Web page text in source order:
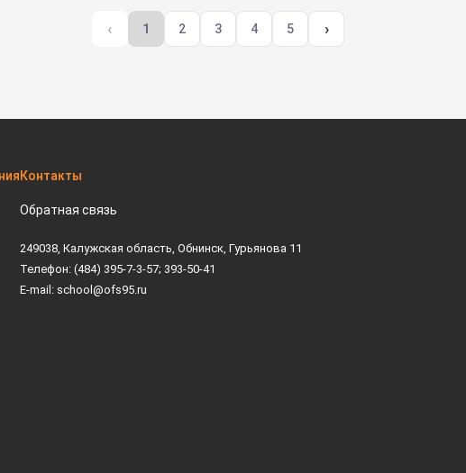
‹ 1 2 3 4 5 ›
Контакты
Обратная связь
249038, Калужская область, Обнинск, Гурьянова 11
Телефон: (484) 395-7-3-57; 393-50-41
E-mail: school@ofs95.ru